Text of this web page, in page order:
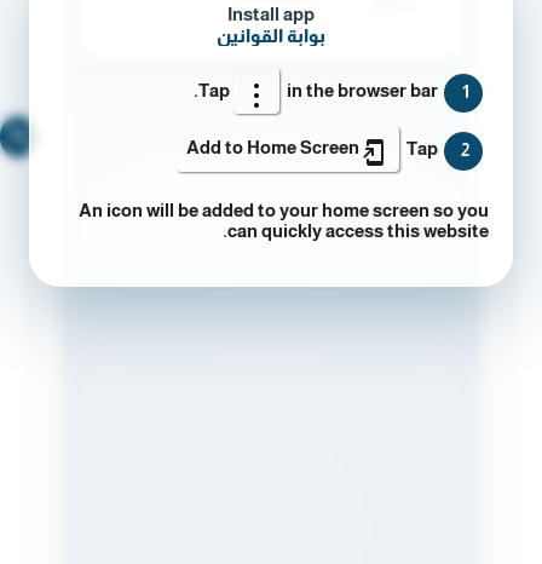
Install app
بوابة القوانين
1
Tap in the browser bar.
2
Tap
Add to Home Screen
An icon will be added to your home screen so you
can quickly access this website.